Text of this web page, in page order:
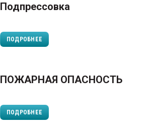
Подпрессовка
ПОДРОБНЕЕ
ПОЖАРНАЯ ОПАСНОСТЬ
ПОДРОБНЕЕ